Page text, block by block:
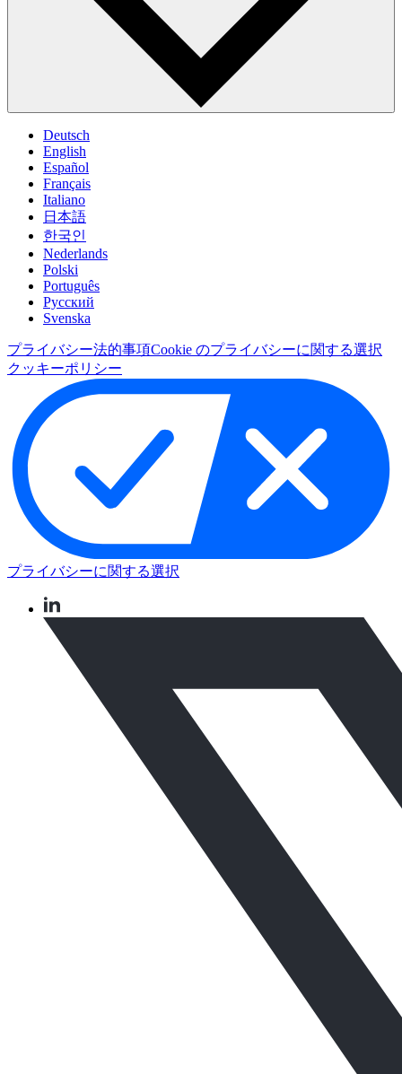
Deutsch
English
Español
Français
Italiano
日本語
한국인
Nederlands
Polski
Português
Pусский
Svenska
プライバシー法的事項Cookie のプライバシーに関する選択
クッキーポリシー
プライバシーに関する選択